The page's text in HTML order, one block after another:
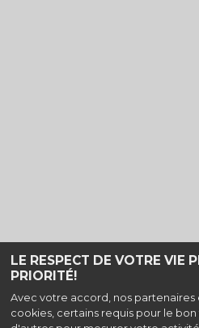
LE RESPECT DE VOTRE VIE
PRIORITÉ!
Avec votre accord, nos partenaires
cookies, certains requis pour le